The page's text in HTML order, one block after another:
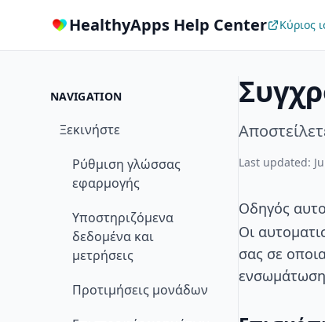
HealthyApps Help Center Κύριος
NAVIGATION
Ξεκινήστε
Ρύθμιση γλώσσας
εφαρμογής
Υποστηριζόμενα
δεδομένα και
μετρήσεις
Προτιμήσεις μονάδων
Last updated:
Οδηγός
Οι
σας σε